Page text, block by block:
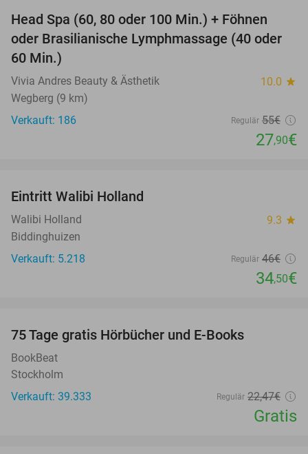
49%
Head Spa (60, 80 oder 100 Min.) + Föhnen
oder Brasilianische Lymphmassage (40 oder
60 Min.)
Vivia Andres Beauty & Ästhetik 10.0 star
Wegberg (9 km)
Verkauft: 186
Regulär 55€
27,90€
Eintritt Walibi Holland
Walibi Holland 9.3 star
Biddinghuizen
Verkauft: 5.218
Regulär 46€
34,50€
75 Tage gratis Hörbücher und E-Books
BookBeat
Stockholm
Verkauft: 39.333
Regulär 22,47€
Gratis